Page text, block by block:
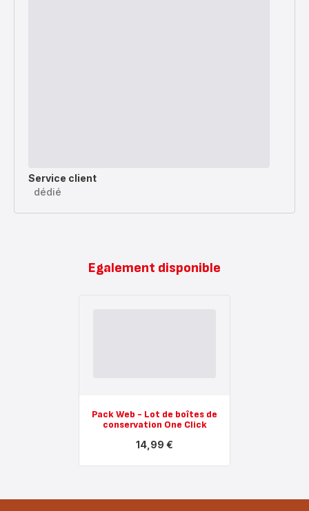
Service client
dédié
Egalement disponible
Pack Web - Lot de boîtes de
conservation One Click
14,99 €
plus...
Web